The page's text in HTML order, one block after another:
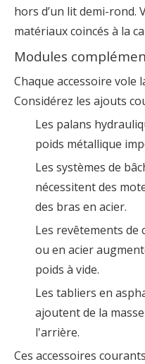
hors d’un lit demi-rond.
matériaux coincés à la
Modules
Chaque accessoire vole
Considérez les ajouts
Les palans
poids métallique
Les systèmes de
nécessitent des
des bras en acier.
Les revêtements de
ou en acier
poids à vide.
Les tabliers en
ajoutent de la
l'arrière.
Ces accessoires